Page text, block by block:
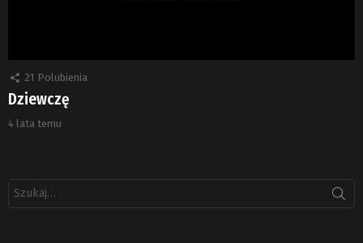
21 Polubienia
Dziewczę
4 lata temu